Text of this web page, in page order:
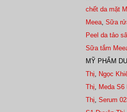
chết da mặt
Meea Sữa
Peel da tảo
Sữa tắm
MỸ PHẨM
Thị
Ngọc
Thị
Meda S6
Thị Serum